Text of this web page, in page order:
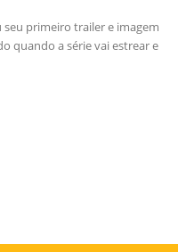
primeiro trailer e imagem
quando a série vai estrear e